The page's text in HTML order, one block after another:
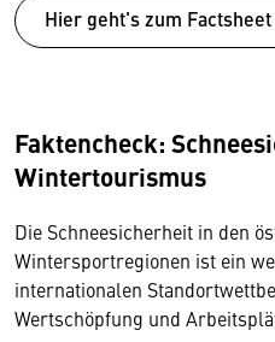
Hier geht's zum
Faktencheck:
Wintertourismus
Die Schneesicherheit in den
Wintersportregionen ist ein
internationalen
Wertschöpfung und